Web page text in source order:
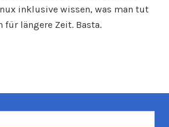
inklusive wissen, was man tut
für längere Zeit. Basta.